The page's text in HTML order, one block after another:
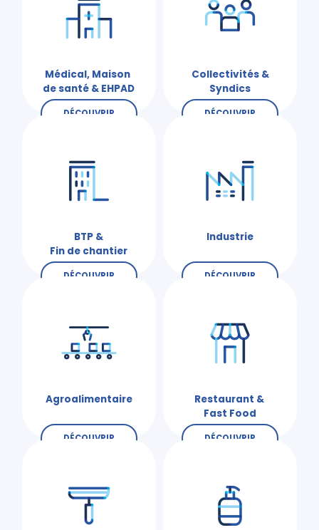
Médical, Maison
de santé & EHPAD
DÉCOUVRIR
Collectivités &
Syndics
DÉCOUVRIR
BTP &
Fin de chantier
DÉCOUVRIR
Industrie
DÉCOUVRIR
Agroalimentaire
DÉCOUVRIR
Restaurant &
Fast Food
DÉCOUVRIR